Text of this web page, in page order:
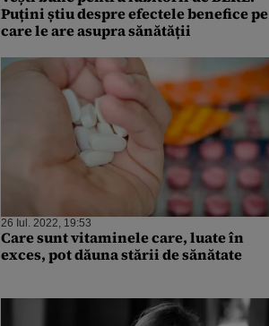
Puțini știu despre efectele benefice pe
care le are asupra sănătății
26 Iul. 2022, 19:53
Care sunt vitaminele care, luate în
exces, pot dăuna stării de sănătate